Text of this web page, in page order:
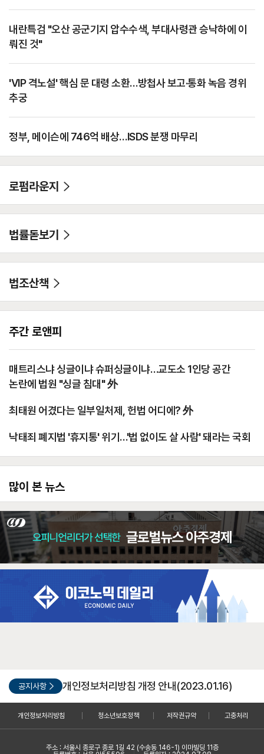
내란특검 "오산 공군기지 압수수색, 부대사령관 승낙하에 이
뤄진 것"
'VIP 격노설' 핵심 문 대령 소환…방첩사 보고·통화 녹음 경위
추궁
정부, 메이슨에 746억 배상…ISDS 분쟁 마무리
로펌라운지
법률돋보기
법조산책
주간 로앤피
매트리스냐 싱글이냐 슈퍼싱글이냐…교도소 1인당 공간
논란에 법원 "싱글 침대" 外
최태원 어겼다는 일부일처제, 헌법 어디에? 外
낙태죄 폐지법 '휴지통' 위기…'법 없이도 살 사람' 돼라는 국회
많이 본 뉴스
공지사항 개인정보처리방침 개정 안내(2023.01.16)
개인정보처리방침 청소년보호정책 저작권규약 고충처리
주소 : 서울시 종로구 종로 1길 42 (수송동 146-1) 이마빌딩 11층